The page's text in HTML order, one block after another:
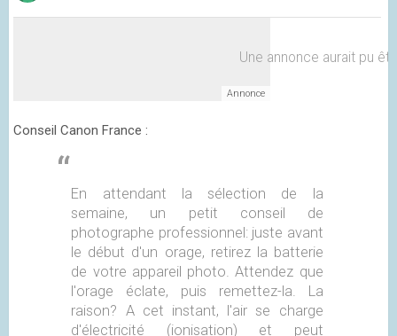
Une annonce aurait pu
Conseil Canon France :
En attendant la sélection de la
semaine, un petit conseil de
photographe professionnel: juste avant
le début d'un orage, retirez la batterie
de votre appareil photo. Attendez que
l'orage éclate, puis remettez-la. La
raison? A cet instant, l'air se charge
d'électricité (ionisation) et peut